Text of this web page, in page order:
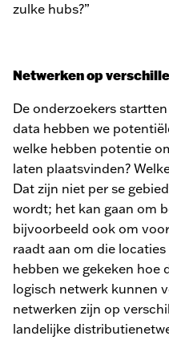
zulke hubs?”
Netwerken op
De onderzoekers
data hebben we
welke hebben potentie
laten plaatsvinden?
Dat zijn niet per se
wordt; het kan gaan om
bijvoorbeeld ook om
raadt aan om die
hebben we gekeken hoe
logisch netwerk kunnen
netwerken zijn op
landelijke